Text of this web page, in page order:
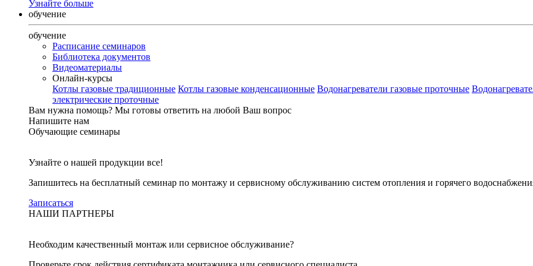
Узнайте больше
обучение
обучение
Расписание семинаров
Библиотека документов
Видеоматериалы
Онлайн-курсы
Котлы газовые традиционные Котлы газовые конденсационные Водонагреватели газовые проточные
электрические проточные
Вам нужна помощь? Мы готовы ответить на любой Ваш вопрос
Напишите нам
Обучающие семинары
Узнайте о нашей продукции все!
Запишитесь на бесплатный семинар по монтажу и сервисному обслуживанию систем отопления и горячего
Записаться
НАШИ ПАРТНЕРЫ
Необходим качественный монтаж или сервисное обслуживание?